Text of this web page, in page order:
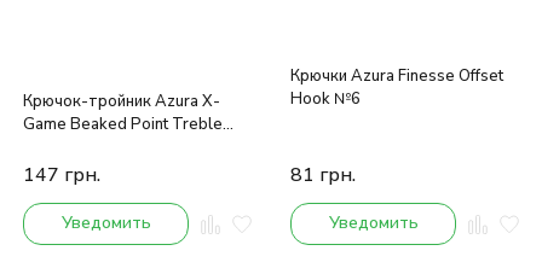
Крючок-тройник Azura X-
Game Beaked Point Treble
147 грн.
Уведомить
Крючки Azura Finesse Offset
Hook №6
81 грн.
Уведомить